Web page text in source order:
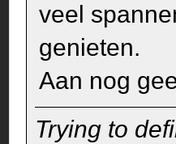
veel
genieten.
Aan nog
Trying to